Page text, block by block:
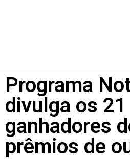
Programa
divulga os 21
ganhadores
prêmios de